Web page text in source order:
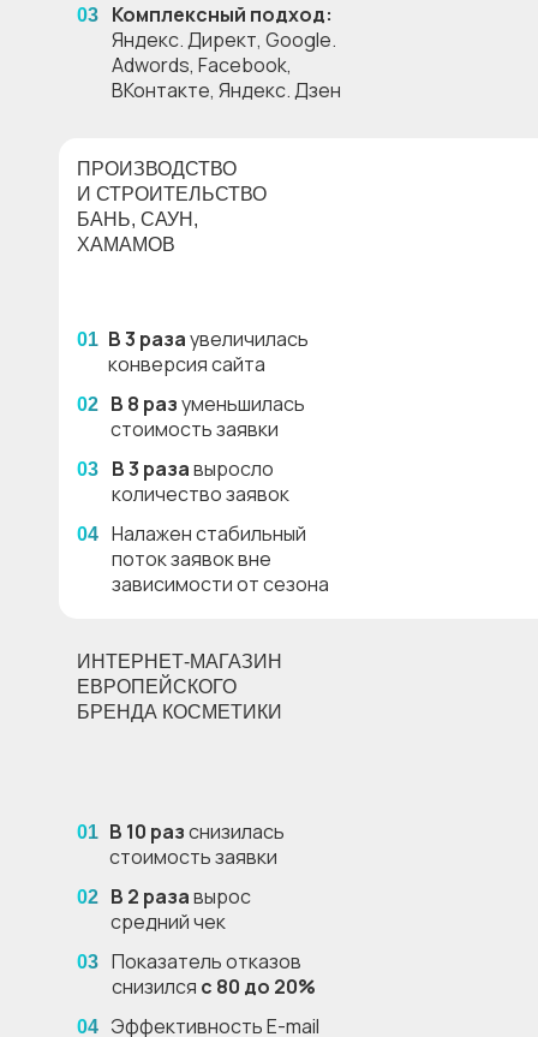
Комплексный подход:
Яндекс. Директ, Gоogle.
Adwords, Facebook,
ВКонтакте, Яндекс. Дзен
03
Налажен стабильный
поток заявок вне
зависимости от сезона
04
В 3 разавыросло
количество заявок
03
В 8 разуменьшилась
стоимость заявки
02
Эффективность E-mail
04
Показатель отказов
снизился с 80 до 20%
03
В 2 разавырос
средний чек
02
В 10 разснизилась
стоимость заявки
01
В 3 разаувеличилась
конверсия сайта
01
ИНТЕРНЕТ-МАГАЗИН
ЕВРОПЕЙСКОГО
БРЕНДА КОСМЕТИКИ
ПРОИЗВОДСТВО
И СТРОИТЕЛЬСТВО
БАНЬ, САУН,
ХАМАМОВ